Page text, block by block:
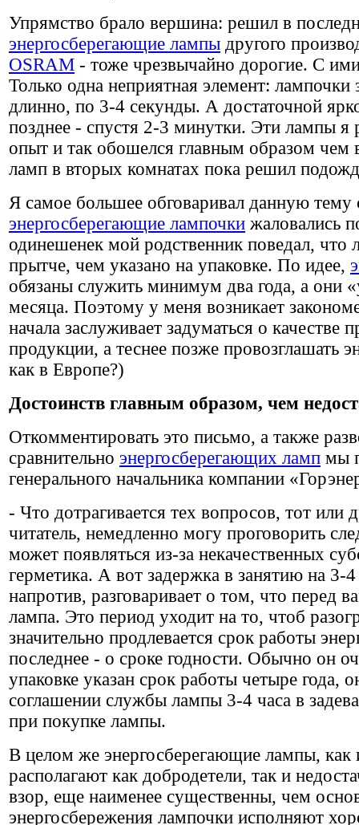
Упрямство брало вершина: решил в
энергосберегающие лампы другого
OSRAM - тоже чрезвычайно дорогие. С
Только одна неприятная элемент: лампочки
длинно, по 3-4 секунды. А достаточной
позднее - спустя 2-3 минутки. Эти лампы
опыт и так обошелся главным образом
ламп в вторых комнатах пока решил
Я самое большее обговаривал данную
энергосберегающие лампочки жаловались
одинешенек мой родственник поведал, что
прытче, чем указано на упаковке. По идее,
обязаны служить минимум два года, а они
месяца. Поэтому у меня возникает
начала заслуживает задуматься о качестве
продукции, а теснее позже провозглашать
как в Европе?)
Достоинств главным образом, чем
Откомментировать это письмо, а также
сравнительно энергосберегающих ламп мы
генерального начальника компании
- Что дотрагивается тех вопросов, тот или
читатель, немедленно могу проговорить
может появляться из-за некачественных
герметика. А вот задержка в занятию на 3-
напротив, разговаривает о том, что перед
лампа. Это период уходит на то, чтоб
значительно продлевается срок работы
последнее - о сроке годности. Обычно он
упаковке указан срок работы четыре года,
соглашении службы лампы 3-4 часа в
при покупке лампы.
В целом же энергосберегающие лампы, как
располагают как добродетели, так и
взор, еще наименее существенны, чем
энергосбережения лампочки исполняют